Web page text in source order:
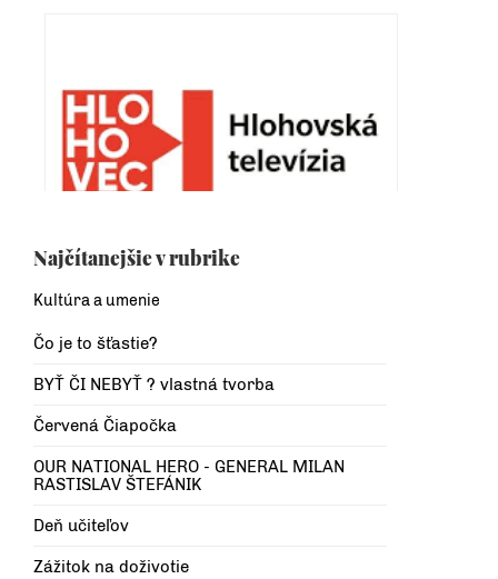
Najčítanejšie v rubrike
Kultúra a umenie
Čo je to šťastie?
BYŤ ČI NEBYŤ ? vlastná tvorba
Červená Čiapočka
OUR NATIONAL HERO - GENERAL MILAN
RASTISLAV ŠTEFÁNIK
Deň učiteľov
Zážitok na doživotie